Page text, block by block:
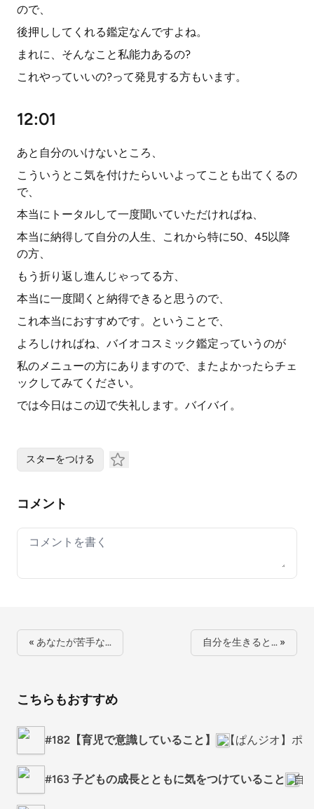
ので、
後押ししてくれる鑑定なんですよね。
まれに、そんなこと私能力あるの?
これやっていいの?って発見する方もいます。
12:01
あと自分のいけないところ、
こういうとこ気を付けたらいいよってことも出てくるの
で、
本当にトータルして一度聞いていただければね、
本当に納得して自分の人生、これから特に50、45以降
の方、
もう折り返し進んじゃってる方、
本当に一度聞くと納得できると思うので、
これ本当におすすめです。ということで、
よろしければね、バイオコスミック鑑定っていうのが
私のメニューの方にありますので、またよかったらチェ
ックしてみてください。
では今日はこの辺で失礼します。バイバイ。
スターをつける
コメント
Your comment
« あなたが苦手な… 自分を生きると… »
こちらもおすすめ
#182【育児で意識していること】 【ぱんジオ】ポ
#163 子どもの成長とともに気をつけていること 自